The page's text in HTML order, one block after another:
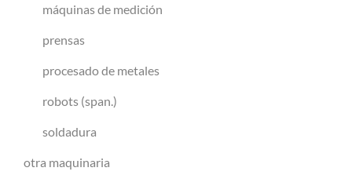
máquinas de medición
prensas
procesado de metales
robots (span.)
soldadura
otra maquinaria